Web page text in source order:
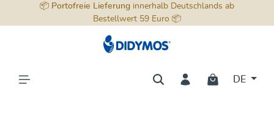
springen
📦 Portofreie Lieferung innerhalb Deutschlands ab
Bestellwert 59 Euro 📦
DE